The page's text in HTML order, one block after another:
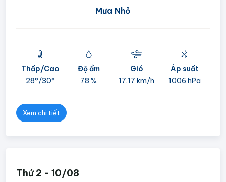
Mưa Nhỏ
Thấp/Cao
28°/30°
Độ ẩm
78 %
Gió
17.17 km/h
Áp suất
1006 hPa
Xem chi tiết
Thứ 2 - 10/08